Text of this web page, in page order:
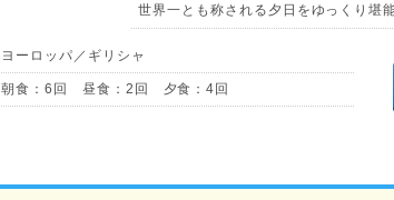
世界一とも称される夕日をゆっくり堪
ヨーロッパ／ギリシャ
朝食：6回 昼食：2回 夕食：4回